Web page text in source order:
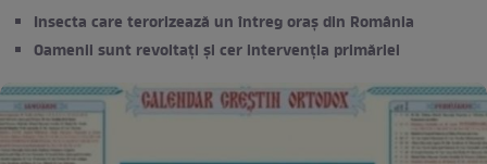
Insecta care terorizează un întreg oraş din România
Oamenii sunt revoltați și cer intervenţia primăriei